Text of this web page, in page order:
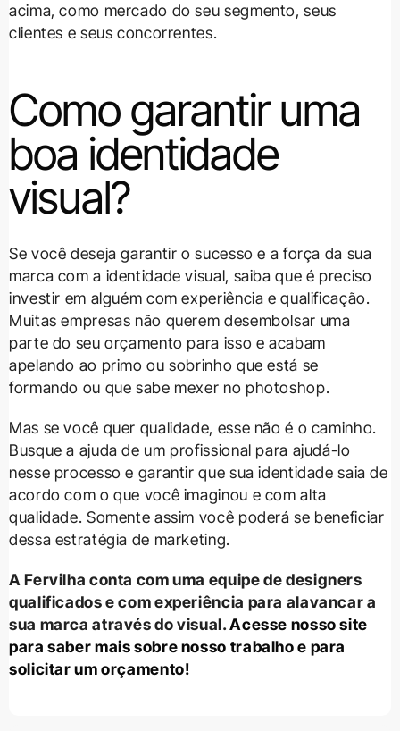
acima, como mercado do seu segmento, seus
clientes e seus concorrentes.
Como garantir uma
boa identidade
visual?
Se você deseja garantir o sucesso e a força da sua
marca com a identidade visual, saiba que é preciso
investir em alguém com experiência e qualificação.
Muitas empresas não querem desembolsar uma
parte do seu orçamento para isso e acabam
apelando ao primo ou sobrinho que está se
formando ou que sabe mexer no photoshop.
Mas se você quer qualidade, esse não é o caminho.
Busque a ajuda de um profissional para ajudá-lo
nesse processo e garantir que sua identidade saia de
acordo com o que você imaginou e com alta
qualidade. Somente assim você poderá se beneficiar
dessa estratégia de marketing.
A Fervilha conta com uma equipe de designers
qualificados e com experiência para alavancar a
sua marca através do visual.Acesse nosso site
para saber mais sobre nosso trabalho e para
solicitar um orçamento!